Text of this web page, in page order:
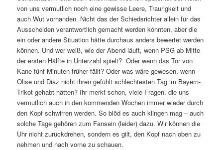
von uns vermutlich noch eine gewisse Leere, Traurigkeit und
auch Wut vorhanden. Nicht das der Schiedsrichter allein für das
Ausscheiden verantwortlich gemacht werden könnten, aber die
ein oder andere Situation hätte durchaus anders bewertet werden
können. Und wer weiß, wie der Abend läuft, wenn PSG ab Mitte
der ersten Hälfte in Unterzahl spielt? Oder wenn das Tor von
Kane fünf Minuten früher fällt? Oder was wäre gewesen, wenn
Olise und Diaz nicht ihren gefühlt schlechtesten Tag im Bayern-
Trikot gehabt hätten? Ihr merkt schon, viele Fragen, die uns
vermutlich auch in den kommenden Wochen immer wieder durch
den Kopf schwirren werden. So blöd es auch klingen mag – auch
solche Tage gehören zum Fansein (leider) dazu. Wir können die
Uhr nicht zurückdrehen, sondern es gilt, den Kopf nach oben zu
nehmen und nach vorne zu schauen.